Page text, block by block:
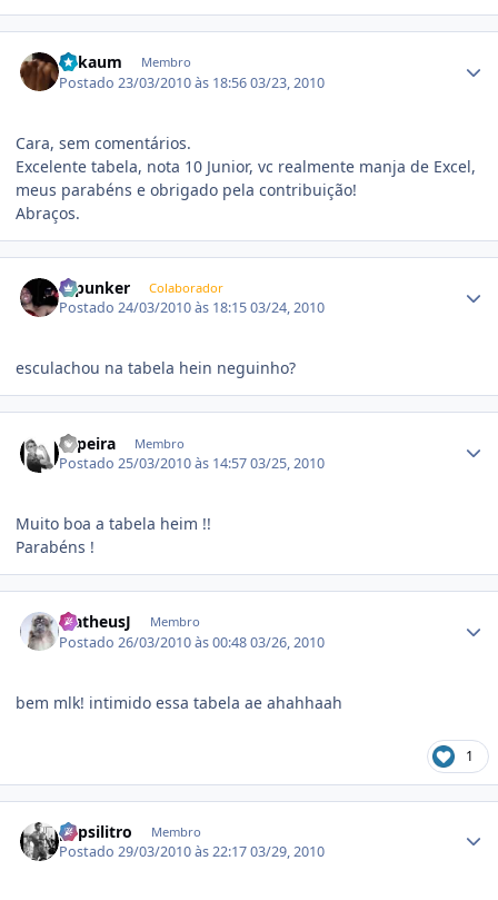
Lukaum Membro
Postado23/03/2010 às 18:5603/23, 2010
Cara, sem comentários.
Excelente tabela, nota 10 Junior, vc realmente manja de Excel,
meus parabéns e obrigado pela contribuição!
Abraços.
Dipunker Colaborador
Postado24/03/2010 às 18:1503/24, 2010
esculachou na tabela hein neguinho?
Topeira Membro
Postado25/03/2010 às 14:5703/25, 2010
Muito boa a tabela heim !!
Parabéns !
MatheusJ Membro
Postado26/03/2010 às 00:4803/26, 2010
bem mlk! intimido essa tabela ae ahahhaah
1
pepsilitro Membro
Postado29/03/2010 às 22:1703/29, 2010